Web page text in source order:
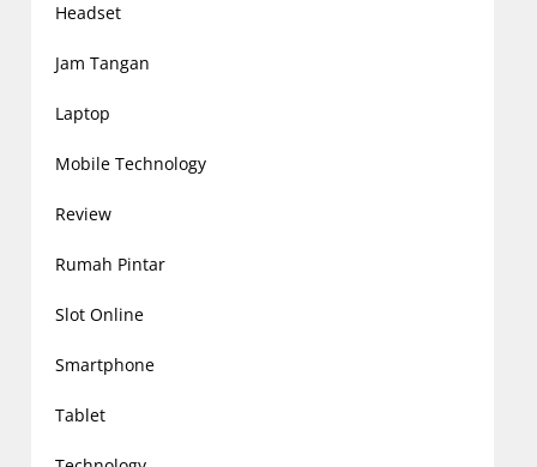
Headset
Jam Tangan
Laptop
Mobile Technology
Review
Rumah Pintar
Slot Online
Smartphone
Tablet